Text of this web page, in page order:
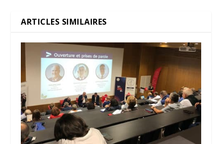
ARTICLES SIMILAIRES